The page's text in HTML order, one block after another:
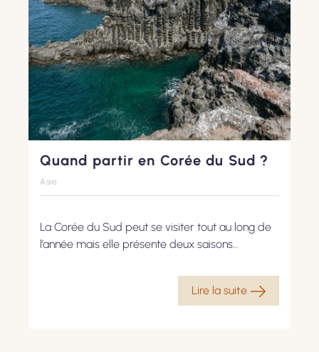
Quand partir en Corée du Sud ?
Asie
La Corée du Sud peut se visiter tout au long de
l’année mais elle présente deux saisons
nos recommandations pour choisir au mieux
Lire la suite